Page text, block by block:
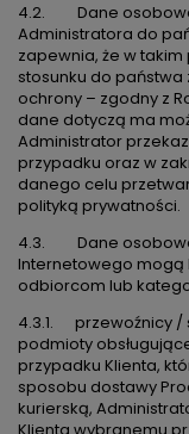
4.2. Dane osobowe
Administratora do
zapewnia, że w
stosunku do
ochrony – zgodny z
dane dotyczą ma
Administrator
przypadku oraz w
danego celu
polityką prywatności.
4.3. Dane osobowe
Internetowego mogą
odbiorcom lub
4.3.1. przewoźnicy /
podmioty
przypadku Klienta,
sposobu dostawy
kurierską,